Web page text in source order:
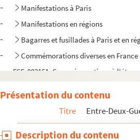
Manifestations à Paris
Manifestations en régions
Bagarres et fusillades à Paris et en
Commémorations diverses en France
FSE-003151. Commémorations à
La Cagoule (1937-1938)
Présentation du contenu
Titre Entre-Deux-
Description du contenu